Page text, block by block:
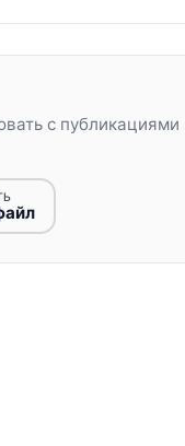
с публикациями